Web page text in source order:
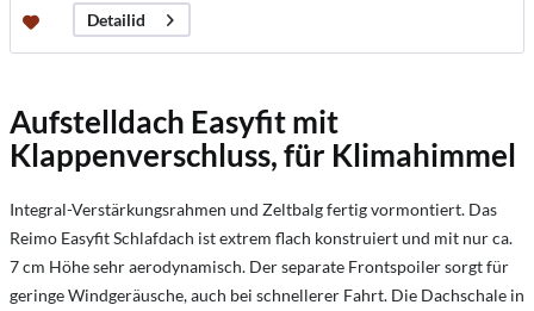
Detailid
Aufstelldach Easyfit mit
Klappenverschluss, für Klimahimmel
Integral-Verstärkungsrahmen und Zeltbalg fertig vormontiert. Das
Reimo Easyfit Schlafdach ist extrem flach konstruiert und mit nur ca.
7 cm Höhe sehr aerodynamisch. Der separate Frontspoiler sorgt für
geringe Windgeräusche, auch bei schnellerer Fahrt. Die Dachschale in